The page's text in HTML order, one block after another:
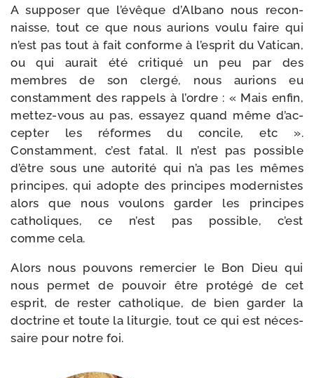
A sup­po­ser que l’é­vêque d’Albano nous recon­
naisse, tout ce que nous aurions vou­lu faire qui
n’est pas tout à fait conforme à l’es­prit du Vatican,
ou qui aurait été cri­ti­qué un peu par des
membres de son cler­gé, nous aurions eu
constam­ment des rap­pels à l’ordre : « Mais enfin,
mettez-​vous au pas, essayez quand même d’ac­
cep­ter les réformes du concile, etc ».
Constamment, c’est fatal. Il n’est pas pos­sible
d’être sous une auto­ri­té qui n’a pas les mêmes
prin­cipes, qui adopte des prin­cipes moder­nistes
alors que nous vou­lons gar­der les prin­cipes
catho­liques, ce n’est pas pos­sible, c’est
comme cela.
Alors nous pou­vons remer­cier le Bon Dieu qui
nous per­met de pou­voir être pro­té­gé de cet
esprit, de res­ter catho­lique, de bien gar­der la
doc­trine et toute la litur­gie, tout ce qui est néces­
saire pour notre foi.